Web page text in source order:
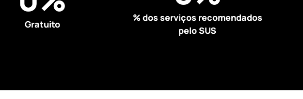
Gratuito
% dos serviços recomendados
pelo SUS